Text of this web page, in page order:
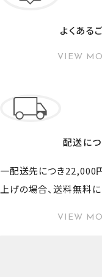
よくある
VIEW
配送に
一配送先につき22,000
上げの場合、送料無料に
VIEW